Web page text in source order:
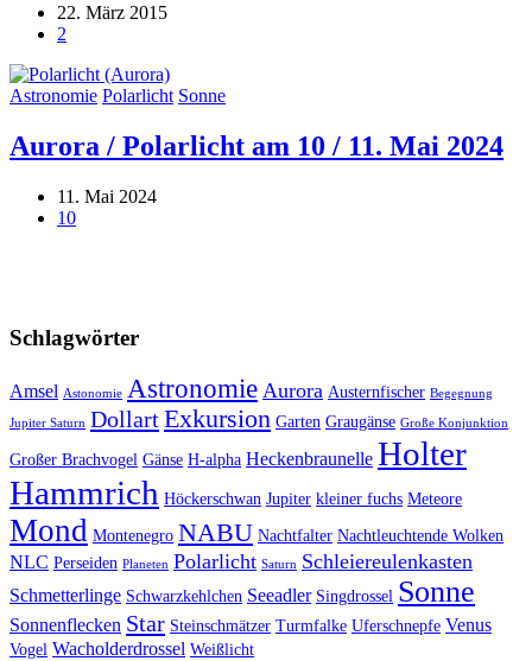
22. März 2015
2
Astronomie Polarlicht Sonne
Aurora / Polarlicht am 10 / 11. Mai 2024
11. Mai 2024
10
Schlagwörter
Amsel Astonomie Astronomie Aurora Austernfischer Begegnung
Jupiter Saturn DollartExkursion Garten Graugänse Große Konjunktion
Großer Brachvogel Gänse H-alpha Heckenbraunelle Holter
Hammrich Höckerschwan Jupiter kleiner fuchs Meteore
Mond Montenegro NABU Nachtfalter Nachtleuchtende Wolken
NLC Perseiden Planeten Polarlicht Saturn Schleiereulenkasten
Schmetterlinge Schwarzkehlchen Seeadler Singdrossel Sonne
Sonnenflecken Star Steinschmätzer Turmfalke Uferschnepfe Venus
Vogel Wacholderdrossel Weißlicht